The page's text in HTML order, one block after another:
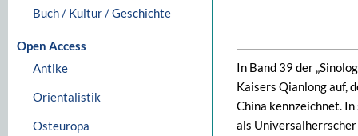
Buch / Kultur / Geschichte
Open Access
Antike
Orientalistik
Osteuropa
In Band 39 der
Kaisers Qianlong auf,
China kennzeichnet.
als